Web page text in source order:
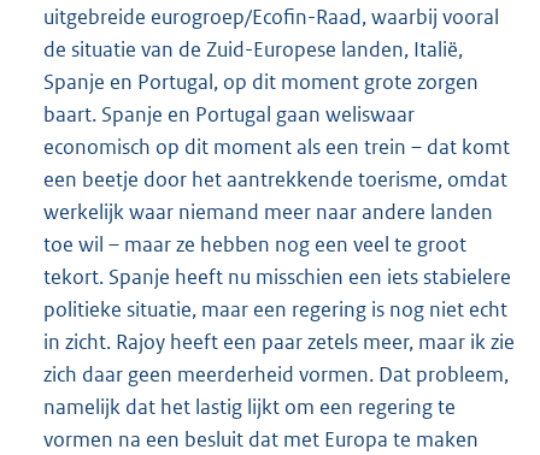
uitgebreide eurogroep/Ecofin-Raad, waarbij vooral
de situatie van de Zuid-Europese landen, Italië,
Spanje en Portugal, op dit moment grote zorgen
baart. Spanje en Portugal gaan weliswaar
economisch op dit moment als een trein – dat komt
een beetje door het aantrekkende toerisme, omdat
werkelijk waar niemand meer naar andere landen
toe wil – maar ze hebben nog een veel te groot
tekort. Spanje heeft nu misschien een iets stabielere
politieke situatie, maar een regering is nog niet echt
in zicht. Rajoy heeft een paar zetels meer, maar ik zie
zich daar geen meerderheid vormen. Dat probleem,
namelijk dat het lastig lijkt om een regering te
vormen na een besluit dat met Europa te maken